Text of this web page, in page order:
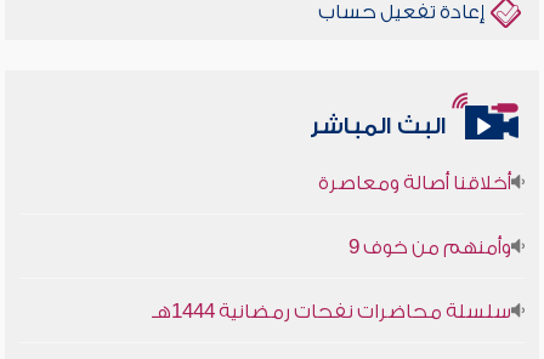
إعادة تفعيل حساب
البث المباشر
أخلاقنا أصالة ومعاصرة
وأمنهم من خوف 9
سلسلة محاضرات نفحات رمضانية 1444هـ